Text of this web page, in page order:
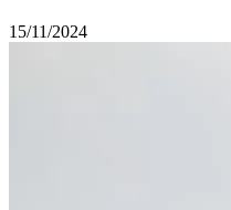
15/11/2024